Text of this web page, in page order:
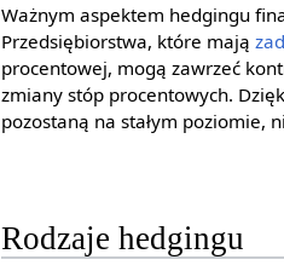
Ważnym aspektem hedgingu
Przedsiębiorstwa, które mają
procentowej, mogą zawrzeć
zmiany stóp procentowych.
pozostaną na stałym poziomie,
Rodzaje hedgingu